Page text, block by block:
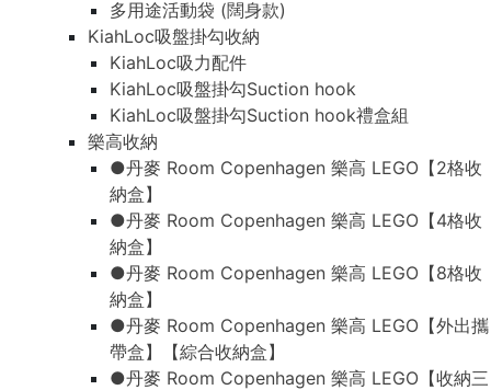
多用途活動袋 (闊身款)
KiahLoc吸盤掛勾收納
KiahLoc吸力配件
KiahLoc吸盤掛勾Suction hook
KiahLoc吸盤掛勾Suction hook禮盒組
樂高收納
●丹麥 Room Copenhagen 樂高 LEGO【2格收
納盒】
●丹麥 Room Copenhagen 樂高 LEGO【4格收
納盒】
●丹麥 Room Copenhagen 樂高 LEGO【8格收
納盒】
●丹麥 Room Copenhagen 樂高 LEGO【外出攜
帶盒】【綜合收納盒】
●丹麥 Room Copenhagen 樂高 LEGO【收納三